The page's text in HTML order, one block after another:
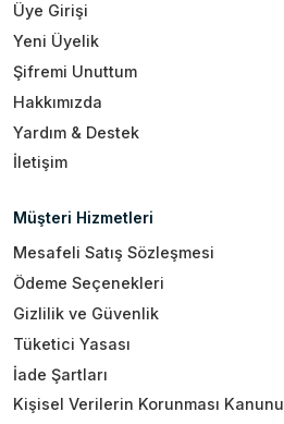
Üye Girişi
Yeni Üyelik
Şifremi Unuttum
Hakkımızda
Yardım & Destek
İletişim
Müşteri Hizmetleri
Mesafeli Satış Sözleşmesi
Ödeme Seçenekleri
Gizlilik ve Güvenlik
Tüketici Yasası
İade Şartları
Kişisel Verilerin Korunması Kanunu